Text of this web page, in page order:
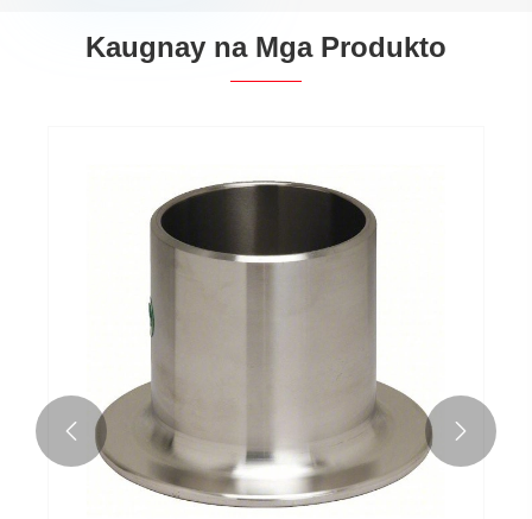
Kaugnay na Mga Produkto
 